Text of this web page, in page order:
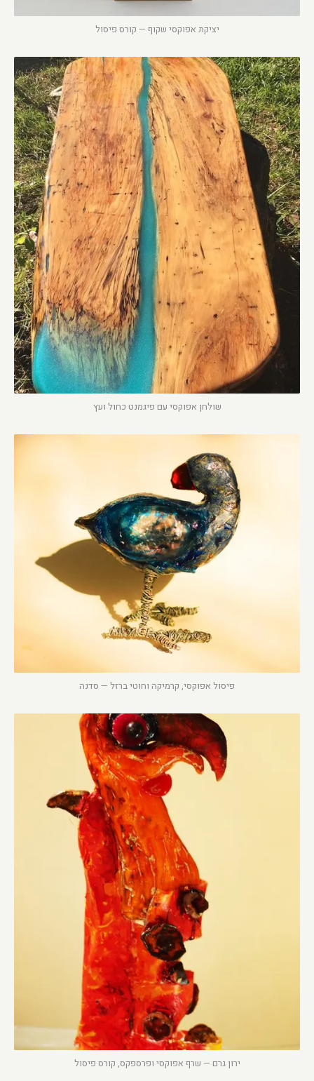
יציקת אפוקסי שקוף — קורס פיסול
שולחן אפוקסי עם פיגמנט כחול ועץ
פיסול אפוקסי, קרמיקה וחוטי ברזל — סדנה
ירון גרם — שרף אפוקסי ופרספקס, קורס פיסול